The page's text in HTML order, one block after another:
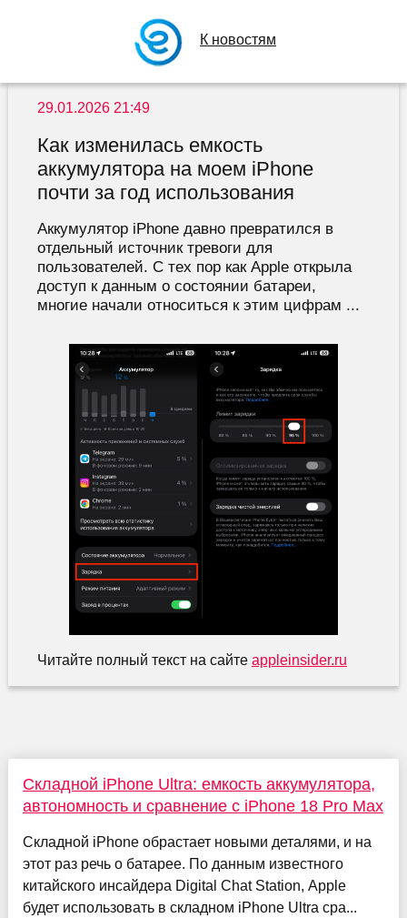
К новостям
29.01.2026 21:49
Как изменилась емкость
аккумулятора на моем iPhone
почти за год использования
Аккумулятор iPhone давно превратился в
отдельный источник тревоги для
пользователей. С тех пор как Apple открыла
доступ к данным о состоянии батареи,
многие начали относиться к этим цифрам ...
Читайте полный текст на сайте appleinsider.ru
Складной iPhone Ultra: емкость аккумулятора,
автономность и сравнение с iPhone 18 Pro Max
Складной iPhone обрастает новыми деталями, и на
этот раз речь о батарее. По данным известного
китайского инсайдера Digital Chat Station, Apple
будет использовать в складном iPhone Ultra сра...